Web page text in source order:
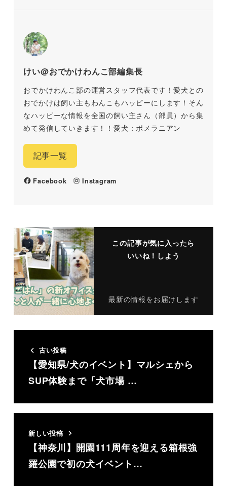
けい@おでかけわんこ部編集長
おでかけわんこ部の運営スタッフ代表です！愛犬との
おでかけは飼い主もわんこもハッピーにします！そん
なハッピーな情報を全国の飼い主さん（部員）から集
めて発信していきます！！愛犬：ポメラニアン
記事一覧
Facebook Instagram
この記事が気に入ったら
いいね！しよう
最新の情報をお届けします
古い投稿
【愛知県/犬のイベント】マルシェから
SUP体験まで「犬市場 …
新しい投稿
【神奈川】開園111周年を迎える箱根強
羅公園で初の犬イベント…